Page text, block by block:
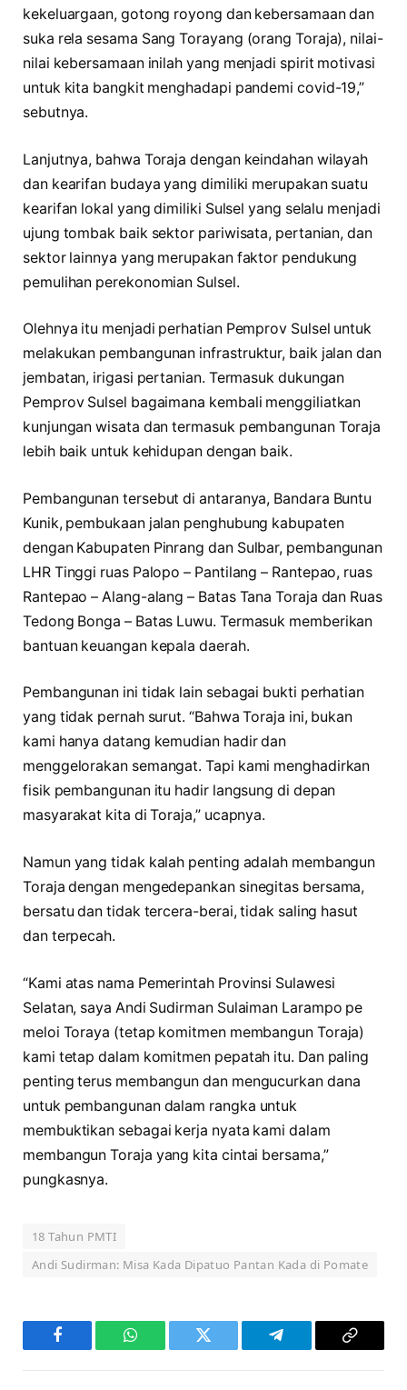
kekeluargaan, gotong royong dan kebersamaan dan
suka rela sesama Sang Torayang (orang Toraja), nilai-
nilai kebersamaan inilah yang menjadi spirit motivasi
untuk kita bangkit menghadapi pandemi covid-19,”
sebutnya.
Lanjutnya, bahwa Toraja dengan keindahan wilayah
dan kearifan budaya yang dimiliki merupakan suatu
kearifan lokal yang dimiliki Sulsel yang selalu menjadi
ujung tombak baik sektor pariwisata, pertanian, dan
sektor lainnya yang merupakan faktor pendukung
pemulihan perekonomian Sulsel.
Olehnya itu menjadi perhatian Pemprov Sulsel untuk
melakukan pembangunan infrastruktur, baik jalan dan
jembatan, irigasi pertanian. Termasuk dukungan
Pemprov Sulsel bagaimana kembali menggiliatkan
kunjungan wisata dan termasuk pembangunan Toraja
lebih baik untuk kehidupan dengan baik.
Pembangunan tersebut di antaranya, Bandara Buntu
Kunik, pembukaan jalan penghubung kabupaten
dengan Kabupaten Pinrang dan Sulbar, pembangunan
LHR Tinggi ruas Palopo – Pantilang – Rantepao, ruas
Rantepao – Alang-alang – Batas Tana Toraja dan Ruas
Tedong Bonga – Batas Luwu. Termasuk memberikan
bantuan keuangan kepala daerah.
Pembangunan ini tidak lain sebagai bukti perhatian
yang tidak pernah surut. “Bahwa Toraja ini, bukan
kami hanya datang kemudian hadir dan
menggelorakan semangat. Tapi kami menghadirkan
fisik pembangunan itu hadir langsung di depan
masyarakat kita di Toraja,” ucapnya.
Namun yang tidak kalah penting adalah membangun
Toraja dengan mengedepankan sinegitas bersama,
bersatu dan tidak tercera-berai, tidak saling hasut
dan terpecah.
“Kami atas nama Pemerintah Provinsi Sulawesi
Selatan, saya Andi Sudirman Sulaiman Larampo pe
meloi Toraya (tetap komitmen membangun Toraja)
kami tetap dalam komitmen pepatah itu. Dan paling
penting terus membangun dan mengucurkan dana
untuk pembangunan dalam rangka untuk
membuktikan sebagai kerja nyata kami dalam
membangun Toraja yang kita cintai bersama,”
pungkasnya.
18 Tahun PMTI
Andi Sudirman: Misa Kada Dipatuo Pantan Kada di Pomate
Facebook WhatsAppTwitter Telegram
Copy